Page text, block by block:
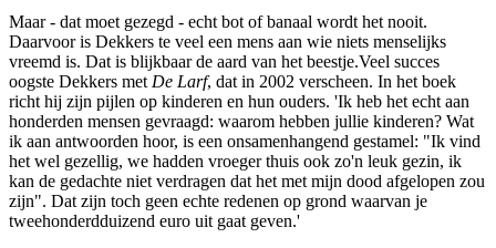
Maar - dat moet gezegd - echt bot of banaal wordt het nooit.
Daarvoor is Dekkers te veel een mens aan wie niets menselijks
vreemd is. Dat is blijkbaar de aard van het beestje.Veel succes
oogste Dekkers metDe Larf, dat in 2002 verscheen. In het boek
richt hij zijn pijlen op kinderen en hun ouders. 'Ik heb het echt aan
honderden mensen gevraagd: waarom hebben jullie kinderen? Wat
ik aan antwoorden hoor, is een onsamenhangend gestamel: "Ik vind
het wel gezellig, we hadden vroeger thuis ook zo'n leuk gezin, ik
kan de gedachte niet verdragen dat het met mijn dood afgelopen zou
zijn". Dat zijn toch geen echte redenen op grond waarvan je
tweehonderdduizend euro uit gaat geven.'